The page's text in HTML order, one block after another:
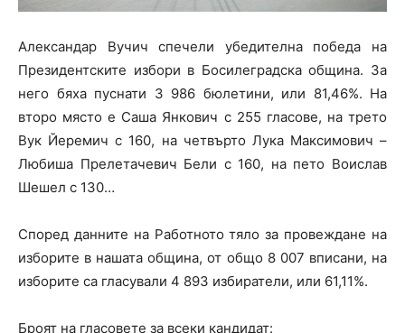
Александар Вучич спечели убедителна победа на
Президентските избори в Босилеградска община. За
него бяха пуснати 3 986 бюлетини, или 81,46%. На
второ място е Саша Янкович с 255 гласове, на трето
Вук Йеремич с 160, на четвърто Лука Максимович –
Любиша Прелетачевич Бели с 160, на пето Воислав
Шешел с 130…
Според данните на Работното тяло за провеждане на
изборите в нашата община, от общо 8 007 вписани, на
изборите са гласували 4 893 избиратели, или 61,11%.
Броят на гласовете за всеки кандидат: